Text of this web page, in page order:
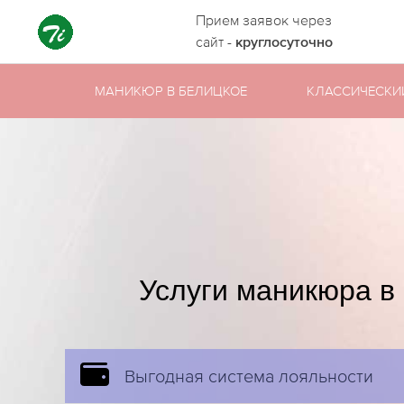
Прием заявок через
сайт - круглосуточно
МАНИКЮР В БЕЛИЦКОЕ
Услуги маникюра
Выгодная система лояльности